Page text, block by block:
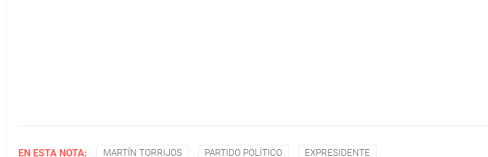
EN ESTA NOTA: MARTÍN TORRIJOS PARTIDO POLÍTICO EXPRESIDENTE